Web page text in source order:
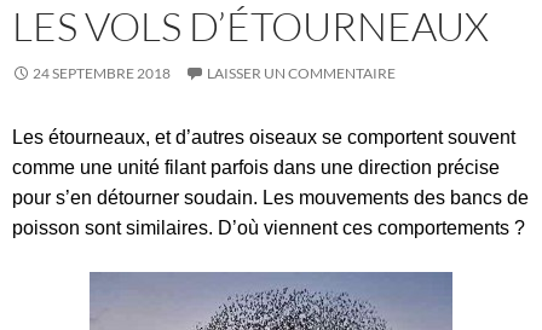
LES VOLS D’ÉTOURNEAUX
24 SEPTEMBRE 2018 LAISSER UN COMMENTAIRE
Les étourneaux, et d’autres oiseaux se comportent souvent
comme une unité filant parfois dans une direction précise
pour s’en détourner soudain. Les mouvements des bancs de
poisson sont similaires. D’où viennent ces comportements ?